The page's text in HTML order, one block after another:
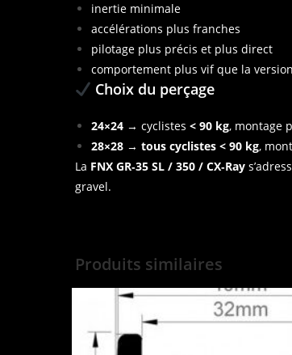
inertie minimale
accélérations plus franches
pilotage plus précis et plus direct
comportement plus vif que la
Choix du perçage
24×24→ cyclistes < 90 kg, montage
28×28→ tous cyclistes < 90 kg,
La FNX GR‑35 SL / 350 / CX‑Ray
gravel.
Produits similaires